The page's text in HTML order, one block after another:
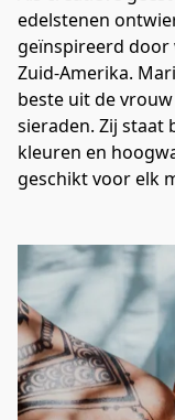
edelstenen
geïnspireerd door
Zuid-Amerika.
beste uit de
sieraden. Zij staat
kleuren en